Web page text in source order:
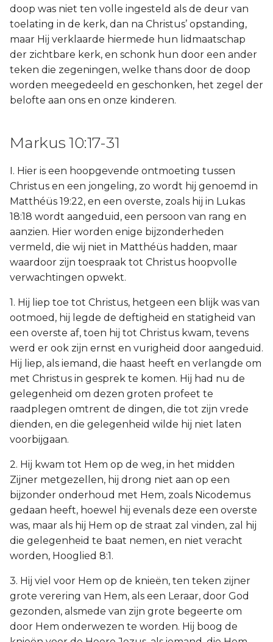
doop was niet ten volle ingesteld als de deur van
toelating in de kerk, dan na Christus’ opstanding,
maar Hij verklaarde hiermede hun lidmaatschap
der zichtbare kerk, en schonk hun door een ander
teken die zegeningen, welke thans door de doop
worden meegedeeld en geschonken, het zegel der
belofte aan ons en onze kinderen.
Markus 10:17-31
I. Hier is een hoopgevende ontmoeting tussen
Christus en een jongeling, zo wordt hij genoemd in
Matthéüs 19:22, en een overste, zoals hij in Lukas
18:18 wordt aangeduid, een persoon van rang en
aanzien. Hier worden enige bijzonderheden
vermeld, die wij niet in Matthéüs hadden, maar
waardoor zijn toespraak tot Christus hoopvolle
verwachtingen opwekt.
1. Hij liep toe tot Christus, hetgeen een blijk was van
ootmoed, hij legde de deftigheid en statigheid van
een overste af, toen hij tot Christus kwam, tevens
werd er ook zijn ernst en vurigheid door aangeduid.
Hij liep, als iemand, die haast heeft en verlangde om
met Christus in gesprek te komen. Hij had nu de
gelegenheid om dezen groten profeet te
raadplegen omtrent de dingen, die tot zijn vrede
dienden, en die gelegenheid wilde hij niet laten
voorbijgaan.
2. Hij kwam tot Hem op de weg, in het midden
Zijner metgezellen, hij drong niet aan op een
bijzonder onderhoud met Hem, zoals Nicodemus
gedaan heeft, hoewel hij evenals deze een overste
was, maar als hij Hem op de straat zal vinden, zal hij
die gelegenheid te baat nemen, en niet veracht
worden, Hooglied 8:1.
3. Hij viel voor Hem op de knieën, ten teken zijner
grote verering van Hem, als een Leraar, door God
gezonden, alsmede van zijn grote begeerte om
door Hem onderwezen te worden. Hij boog de